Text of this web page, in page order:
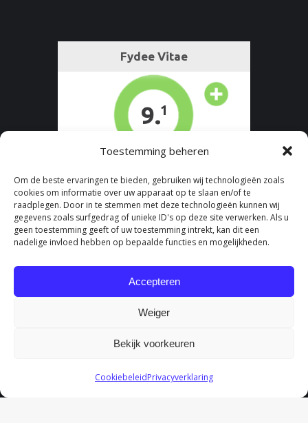
Toestemming beheren
Om de beste ervaringen te bieden, gebruiken wij technologieën zoals
cookies om informatie over uw apparaat op te slaan en/of te
raadplegen. Door in te stemmen met deze technologieën kunnen wij
gegevens zoals surfgedrag of unieke ID's op deze site verwerken. Als u
geen toestemming geeft of uw toestemming intrekt, kan dit een
nadelige invloed hebben op bepaalde functies en mogelijkheden.
Accepteren
Weiger
Bekijk voorkeuren
CookiebeleidPrivacyverklaring